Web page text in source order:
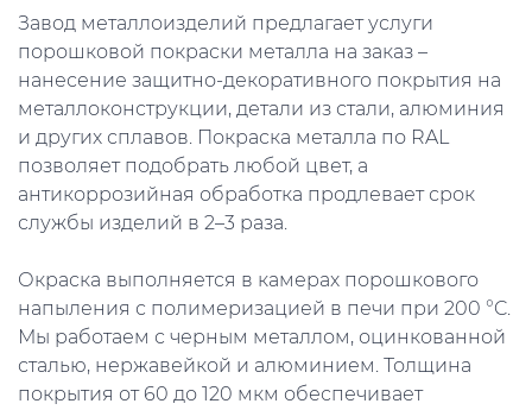
Завод металлоизделий предлагает услуги
порошковой покраски металла на заказ –
нанесение защитно-декоративного покрытия на
металлоконструкции, детали из стали, алюминия
и других сплавов. Покраска металла по RAL
позволяет подобрать любой цвет, а
антикоррозийная обработка продлевает срок
службы изделий в 2–3 раза.
Окраска выполняется в камерах порошкового
напыления с полимеризацией в печи при 200 °C.
Мы работаем с черным металлом, оцинкованной
сталью, нержавейкой и алюминием. Толщина
покрытия от 60 до 120 мкм обеспечивает